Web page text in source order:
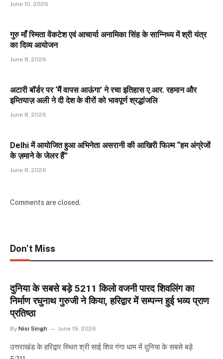
June 10, 2026
गुरु माँ स्मिता वेंकटेश एवं आचार्या अनामिका सिंह के सान्निध्य में श्री यंत्र
का दिव्य आयोजन
June 8, 2026
अटारी बॉर्डर पर ‘मैं वापस आऊंगा’ ने रचा इतिहास ए.आर. रहमान और
इम्तियाज़ अली ने दी देश के वीरों को भावपूर्ण श्रद्धांजलि
June 8, 2026
Delhi में आयोजित हुआ अभिनेता असरानी की आखिरी फिल्म “हम अंग्रेजों
के ज़माने के जेलर हैं”
June 8, 2026
Comments are closed.
Don't Miss
दुनिया के सबसे बड़े 5211 किलो वजनी पारद शिवलिंग का
निर्माण रघुनाथ गुरुजी ने किया, हरिद्वार में सम्पन्न हुई भव्य प्राण
प्रतिष्ठा
By Nisi Singh June 19, 2026
उत्तराखंड के हरिद्वार स्थित श्री साई शिव गंगा धाम में दुनिया के सबसे बड़े